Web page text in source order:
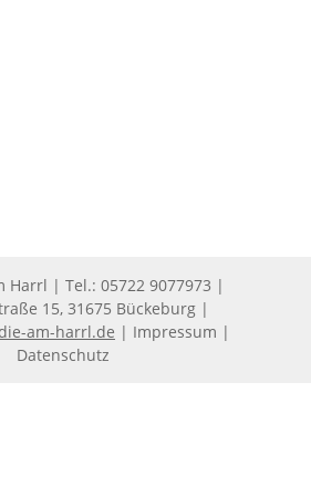
Harrl | Tel.: 05722 9077973 |
15, 31675 Bückeburg |
am-harrl.de | Impressum |
Datenschutz